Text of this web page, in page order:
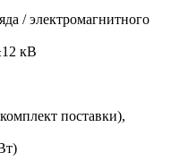
/ электромагнитного
кВ
поставки),